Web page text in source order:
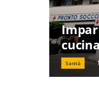
Sanità